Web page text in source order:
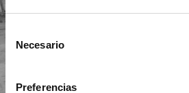
Selección
consentimiento
Necesario
Preferencias